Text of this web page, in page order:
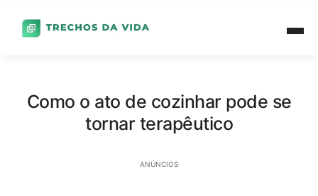
Como o ato de cozinhar pode se
tornar terapêutico
ANÚNCIOS